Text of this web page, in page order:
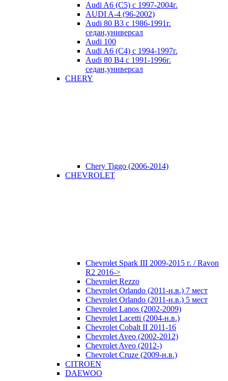
Audi A6 (C5) с 1997-2004г.
AUDI A-4 (96-2002)
Audi 80 В3 с 1986-1991г.
седан,универсал
Audi 100
Audi A6 (C4) с 1994-1997г.
Audi 80 В4 с 1991-1996г.
седан,универсал
CHERY
Chery Tiggo (2006-2014)
CHEVROLET
Chevrolet Spark III 2009-2015 г. / Ravon
R2 2016->
Chevrolet Rezzo
Chevrolet Orlando (2011-н.в.) 7 мест
Chevrolet Orlando (2011-н.в.) 5 мест
Chevrolet Lanos (2002-2009)
Chevrolet Lacetti (2004-н.в.)
Chevrolet Cobalt II 2011-16
Chevrolet Aveo (2002-2012)
Chevrolet Aveo (2012-)
Chevrolet Cruze (2009-н.в.)
CITROEN
DAEWOO